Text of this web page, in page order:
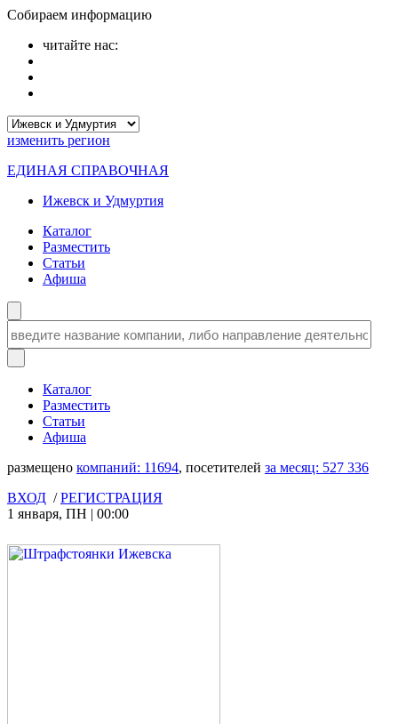
Собираем информацию
читайте нас:
изменить регион
ЕДИНАЯ СПРАВОЧНАЯ
Ижевск и Удмуртия
Каталог
Разместить
Статьи
Афиша
Каталог
Разместить
Статьи
Афиша
размещено компаний: 11694, посетителей за месяц: 527 336
ВХОД /РЕГИСТРАЦИЯ
1 января, ПН | 00:00